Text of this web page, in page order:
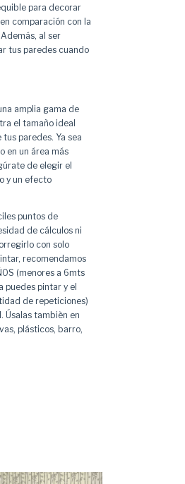
para decorar
comparación con la
al ser
tus paredes cuando
amplia gama de
el tamaño ideal
paredes. Ya sea
en un área más
de elegir el
y un efecto
puntos de
de cálculos ni
con solo
recomendamos
(menores a 6mts
puedes pintar y el
de repeticiones)
Úsalas tambièn en
plásticos, barro,